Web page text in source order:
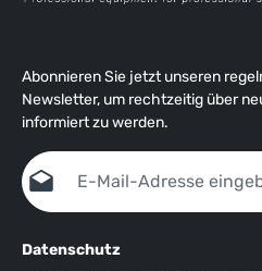
Abonnieren Sie jetzt unseren
Newsletter, um rechtzeitig über
informiert zu werden.
E-Mail-Adresse*
Datenschutz